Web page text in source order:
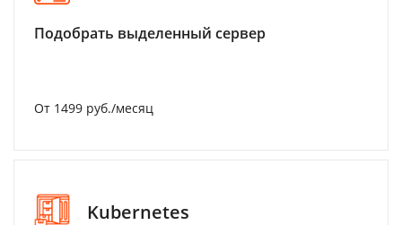
Подобрать выделенный сервер
От 1499 руб./месяц
Kubernetes